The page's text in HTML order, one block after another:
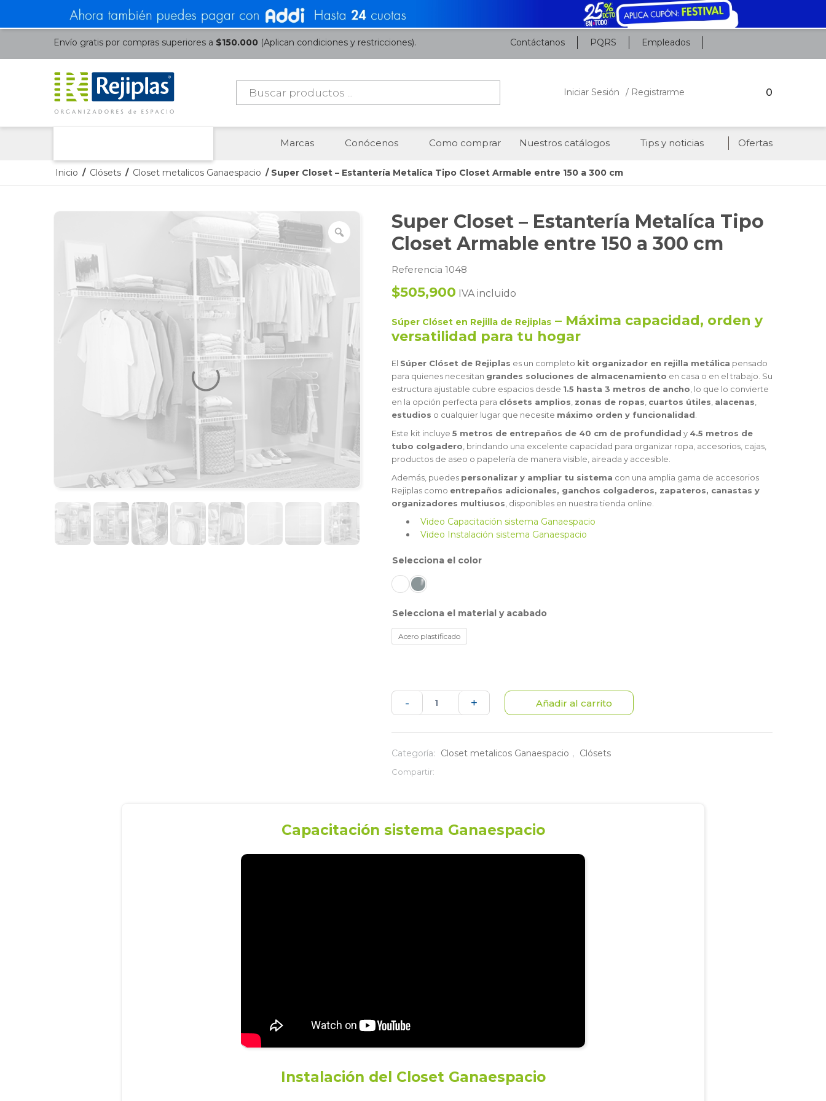
Envío gratis por compras superiores a $150.000 (Aplican condiciones y restricciones). Contáctanos PQRS Empleados
Búsqueda
productos
Iniciar Sesión / Registrarme 0
Marcas Conócenos Como comprar Nuestros catálogos Tips y noticias Ofertas
Inicio / Clósets / Closet metalicos Ganaespacio / Super Closet – Estantería Metalíca Tipo Closet Armable entre 150 a 300 cm
Super Closet – Estantería Metalíca Tipo
Closet Armable entre 150 a 300 cm
Referencia 1048
$505,900 IVA incluido
Súper Clóset en Rejilla de Rejiplas – Máxima capacidad, orden y
versatilidad para tu hogar
El Súper Clóset de Rejiplas es un completo kit organizador en rejilla metálica pensado
para quienes necesitan grandes soluciones de almacenamiento en casa o en el trabajo. Su
estructura ajustable cubre espacios desde 1.5 hasta 3 metros de ancho , lo que lo convierte
en la opción perfecta para clósets amplios zonas de ropas cuartos útiles alacenas
estudios o cualquier lugar que necesite máximo orden y funcionalidad
Este kit incluye 5 metros de entrepaños de 40 cm de profundidad y 4.5 metros de
tubo colgadero , brindando una excelente capacidad para organizar ropa, accesorios, cajas,
productos de aseo o papelería de manera visible, aireada y accesible.
Además, puedes personalizar y ampliar tu sistema con una amplia gama de accesorios
Rejiplas como entrepaños adicionales, ganchos colgaderos, zapateros, canastas y
organizadores multiusos , disponibles en nuestra tienda online.
Video Capacitación sistema Ganaespacio
Video Instalación sistema Ganaespacio
color
material y acabado
Acero plastificado
-
Super
-
+ Añadir al carrito
Categoría: Closet metalicos Ganaespacio , Clósets
Compartir:
Capacitación sistema Ganaespacio
Instalación del Closet Ganaespacio